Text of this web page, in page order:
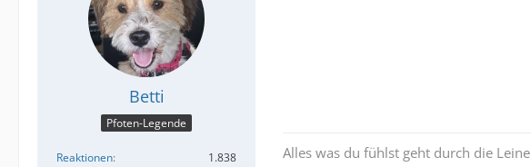
Betti
Pfoten-Legende
Reaktionen
1.838
Alles was du fühlst geht durch die Leine